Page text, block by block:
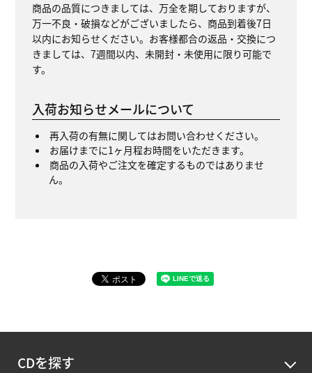
商品の品質につきましては、万全を期しておりますが、
万一不良・破損などがございましたら、商品到着後7日
以内にお知らせください。お客様都合の返品・交換につ
きましては、7週間以内、未開封・未使用に限り可能で
す。
入荷お知らせメールについて
再入荷の有無に関してはお問い合わせください。
お届けまでに1ヶ月程お時間をいただきます。
商品の入荷やご注文を確定するものではありませ
ん。
CDを探す